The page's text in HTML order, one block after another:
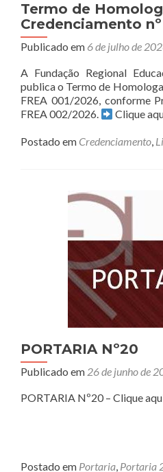
Termo de
Credenciamento
Publicado em 6 de julho de
A Fundação Regional
publica o Termo de
FREA 001/2026, conforme
FREA 002/2026.
Clique
Postado em Credenciamento,
PORTARIA Nº20
Publicado em 26 de junho de
PORTARIA Nº20 – Clique
Postado em Portaria, Portaria